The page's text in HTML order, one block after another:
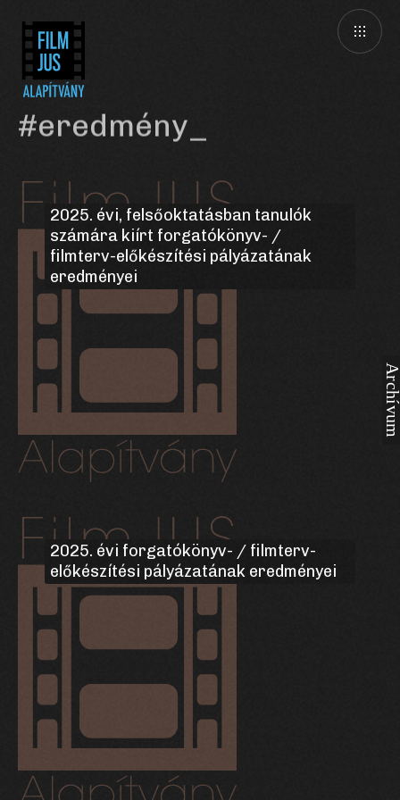
#eredmény
2025. évi, felsőoktatásban tanulók
számára kiírt forgatókönyv- /
filmterv-előkészítési pályázatának
eredményei
2025. évi forgatókönyv- / filmterv-
előkészítési pályázatának eredményei